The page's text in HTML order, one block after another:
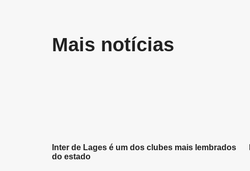
Mais notícias
Inter de Lages é um dos clubes mais lembrados
do estado